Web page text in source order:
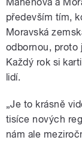
především tím,
Moravská
odbornou, proto
Každý rok si
lidí.
„Je to krásně
tisíce nových
nám ale